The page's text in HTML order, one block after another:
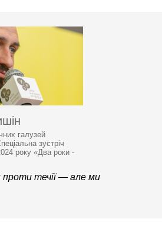
галузей
зустріч
року «Два роки -
течії — але ми